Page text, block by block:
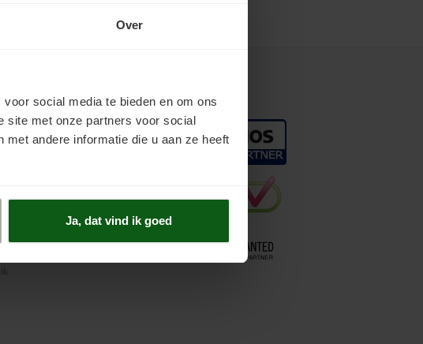
Over
social media te bieden en om ons
site met onze partners voor social
andere informatie die u aan ze heeft
Ja, dat vind ik goed
Keurmerken